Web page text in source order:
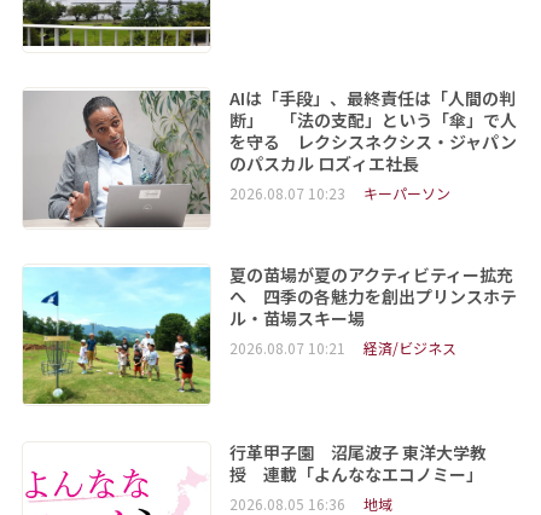
AIは「手段」、最終責任は「人間の判
断」 「法の支配」という「傘」で人
を守る レクシスネクシス・ジャパン
のパスカル ロズィエ社長
2026.08.07 10:23 キーパーソン
夏の苗場が夏のアクティビティー拡充
へ 四季の各魅力を創出プリンスホテ
ル・苗場スキー場
2026.08.07 10:21 経済/ビジネス
行革甲子園 沼尾波子 東洋大学教
授 連載「よんななエコノミー」
2026.08.05 16:36 地域